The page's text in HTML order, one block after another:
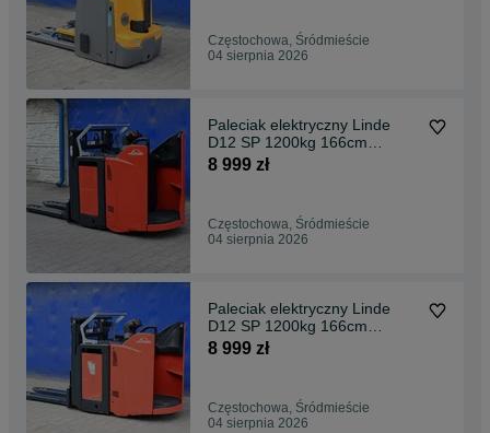
Częstochowa, Śródmieście
04 sierpnia 2026
Paleciak elektryczny Linde
D12 SP 1200kg 166cm
2023rok Rydwan FHP 516
8 999 zł
Częstochowa, Śródmieście
04 sierpnia 2026
Paleciak elektryczny Linde
D12 SP 1200kg 166cm
2023rok Rydwan FHP 517
8 999 zł
Częstochowa, Śródmieście
04 sierpnia 2026